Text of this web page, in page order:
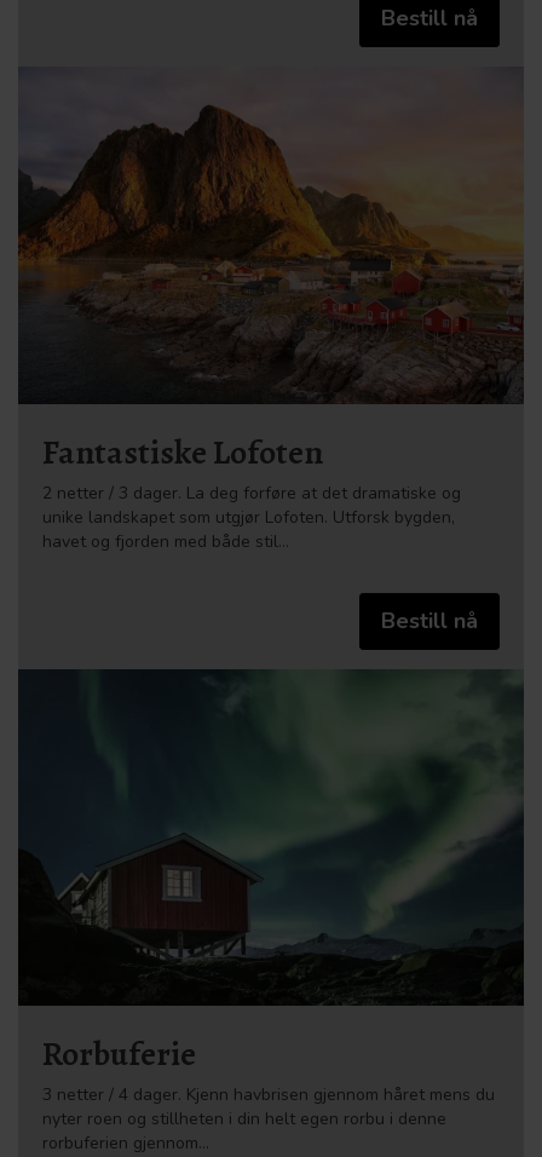
Bestill nå
Fantastiske Lofoten
2 netter / 3 dager. La deg forføre at det dramatiske og
unike landskapet som utgjør Lofoten. Utforsk bygden,
havet og fjorden med både stil…
Bestill nå
Rorbuferie
3 netter / 4 dager. Kjenn havbrisen gjennom håret mens du
nyter roen og stillheten i din helt egen rorbu i denne
rorbuferien gjennom…